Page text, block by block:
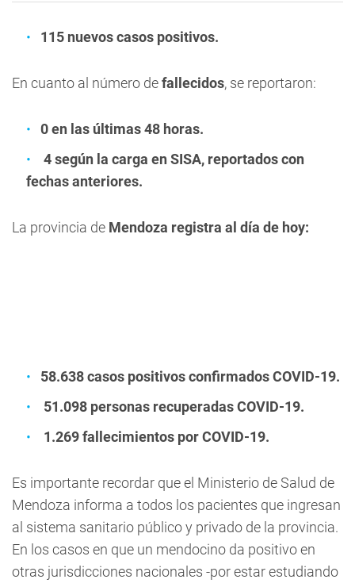
115 nuevos casos positivos.
En cuanto al número defallecidos, se reportaron:
0 en las últimas 48 horas.
4 según la carga en SISA, reportados con
fechas anteriores.
La provincia de Mendoza registra al día de hoy:
58.638 casos positivos confirmados COVID-19.
51.098 personas recuperadas COVID-19.
1.269 fallecimientos por COVID-19.
Es importante recordar que el Ministerio de Salud de
Mendoza informa a todos los pacientes que ingresan
al sistema sanitario público y privado de la provincia.
En los casos en que un mendocino da positivo en
otras jurisdicciones nacionales -por estar estudiando